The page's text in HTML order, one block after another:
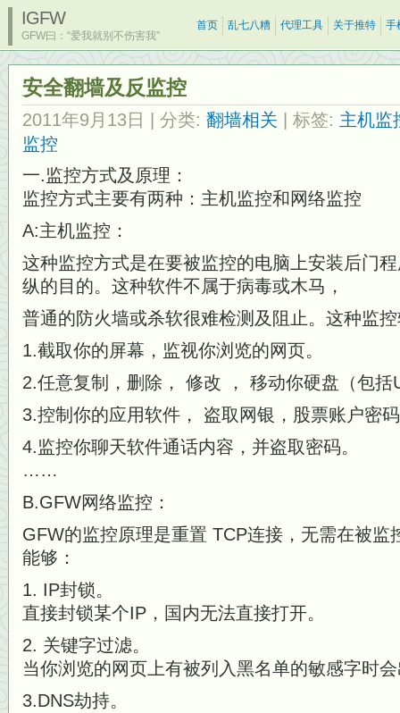
IGFW
GFW曰：“爱我就别不伤害我”
首页 乱七八糟 代理工具 关于推特 手
安全翻墙及反监控
2011年9月13日 | 分类: 翻墙相关 | 标签: 主机监
监控
一.监控方式及原理：
监控方式主要有两种：主机监控和网络监控
A:主机监控：
这种监控方式是在要被监控的电脑上安装后门
纵的目的。这种软件不属于病毒或木马，
普通的防火墙或杀软很难检测及阻止。这种监
1.截取你的屏幕，监视你浏览的网页。
2.任意复制，删除， 修改 ， 移动你硬盘（包括
3.控制你的应用软件， 盗取网银，股票账户密
4.监控你聊天软件通话内容，并盗取密码。
……
B.GFW网络监控：
GFW的监控原理是重置 TCP连接，无需在被监
能够：
1. IP封锁。
直接封锁某个IP，国内无法直接打开。
2. 关键字过滤。
当你浏览的网页上有被列入黑名单的敏感字时
3.DNS劫持。